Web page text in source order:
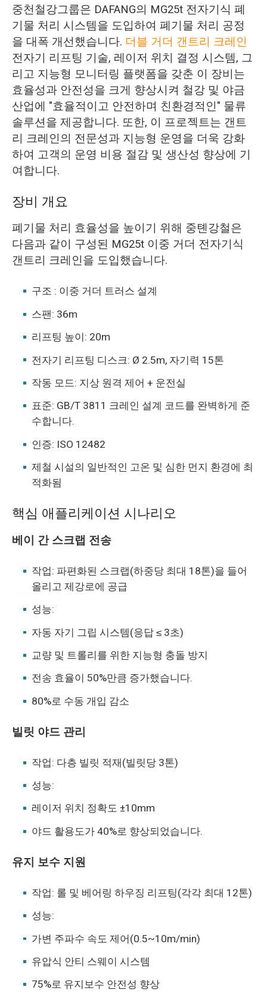
중천철강그룹은 DAFANG의 MG25t 전자기식 폐
기물 처리 시스템을 도입하여 폐기물 처리 공정
을 대폭 개선했습니다. 더블 거더 갠트리 크레인
전자기 리프팅 기술, 레이저 위치 결정 시스템, 그
리고 지능형 모니터링 플랫폼을 갖춘 이 장비는
효율성과 안전성을 크게 향상시켜 철강 및 야금
산업에 "효율적이고 안전하며 친환경적인" 물류
솔루션을 제공합니다. 또한, 이 프로젝트는 갠트
리 크레인의 전문성과 지능형 운영을 더욱 강화
하여 고객의 운영 비용 절감 및 생산성 향상에 기
여합니다.
장비 개요
폐기물 처리 효율성을 높이기 위해 중톈강철은
다음과 같이 구성된 MG25t 이중 거더 전자기식
갠트리 크레인을 도입했습니다.
구조 : 이중 거더 트러스 설계
스팬: 36m
리프팅 높이: 20m
전자기 리프팅 디스크: Ø 2.5m, 자기력 15톤
작동 모드: 지상 원격 제어 + 운전실
표준: GB/T 3811 크레인 설계 코드를 완벽하게 준
수합니다.
인증: ISO 12482
제철 시설의 일반적인 고온 및 심한 먼지 환경에 최
적화됨
핵심 애플리케이션 시나리오
베이 간 스크랩 전송
작업: 파편화된 스크랩(하중당 최대 18톤)을 들어
올리고 제강로에 공급
성능:
자동 자기 그립 시스템(응답 ≤ 3초)
교량 및 트롤리를 위한 지능형 충돌 방지
전송 효율이 50%만큼 증가했습니다.
80%로 수동 개입 감소
빌릿 야드 관리
작업: 다층 빌릿 적재(빌릿당 3톤)
성능:
레이저 위치 정확도 ±10mm
야드 활용도가 40%로 향상되었습니다.
유지 보수 지원
작업: 롤 및 베어링 하우징 리프팅(각각 최대 12톤)
성능:
가변 주파수 속도 제어(0.5~10m/min)
유압식 안티 스웨이 시스템
75%로 유지보수 안전성 향상